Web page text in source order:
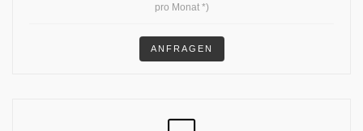
pro Monat *)
ANFRAGEN